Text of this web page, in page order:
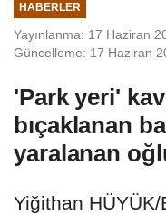
HABERLER
Yayınlanma: 17 Haziran
Güncelleme: 17 Haziran
'Park yeri'
bıçaklanan
yaralanan
Yiğithan